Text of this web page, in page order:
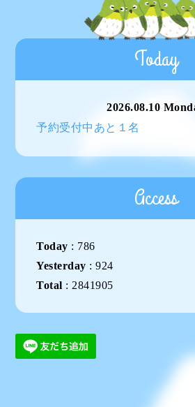
Today
2026.08.10
予約受付中あと１名
Access
Today : 786
Yesterday :924
Total : 2841905